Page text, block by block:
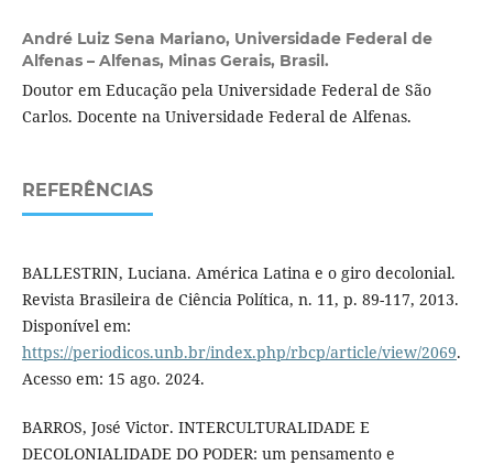
André Luiz Sena Mariano, Universidade Federal de
Alfenas – Alfenas, Minas Gerais, Brasil.
Doutor em Educação pela Universidade Federal de São
Carlos. Docente na Universidade Federal de Alfenas.
REFERÊNCIAS
BALLESTRIN, Luciana. América Latina e o giro decolonial.
Revista Brasileira de Ciência Política, n. 11, p. 89-117, 2013.
Disponível em:
https://periodicos.unb.br/index.php/rbcp/article/view/2069.
Acesso em: 15 ago. 2024.
BARROS, José Victor. INTERCULTURALIDADE E
DECOLONIALIDADE DO PODER: um pensamento e